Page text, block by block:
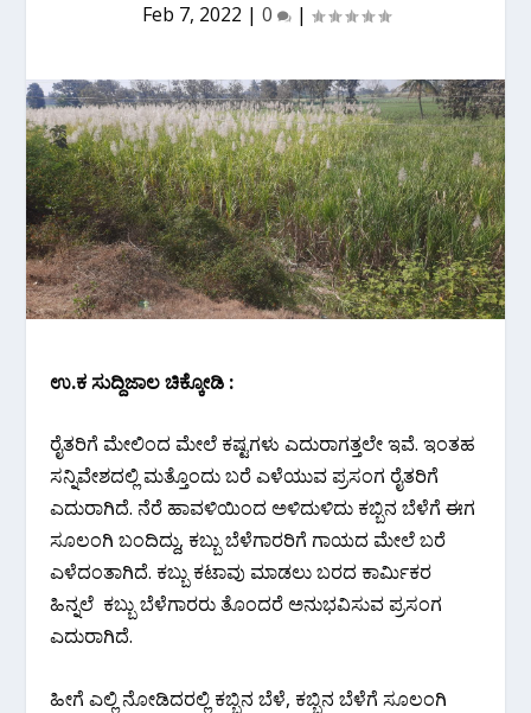
Feb 7, 2022 | 0 |
ಉ.ಕ ಸುದ್ದಿಜಾಲ ಚಿಕ್ಕೋಡಿ :
ರೈತರಿಗೆ ಮೇಲಿಂದ ಮೇಲೆ ಕಷ್ಟಗಳು ಎದುರಾಗತ್ತಲೇ ಇವೆ. ಇಂತಹ
ಸನ್ನಿವೇಶದಲ್ಲಿ ಮತ್ತೊಂದು ಬರೆ ಎಳೆಯುವ ಪ್ರಸಂಗ ರೈತರಿಗೆ
ಎದುರಾಗಿದೆ. ನೆರೆ ಹಾವಳಿಯಿಂದ ಅಳಿದುಳಿದು ಕಬ್ಬಿನ ಬೆಳೆಗೆ ಈಗ
ಸೂಲಂಗಿ ಬಂದಿದ್ದು, ಕಬ್ಬು ಬೆಳೆಗಾರರಿಗೆ ಗಾಯದ ಮೇಲೆ ಬರೆ
ಎಳೆದಂತಾಗಿದೆ. ಕಬ್ಬು ಕಟಾವು ಮಾಡಲು ಬರದ ಕಾರ್ಮಿಕರ
ಹಿನ್ನಲೆ ಕಬ್ಬು ಬೆಳೆಗಾರರು ತೊಂದರೆ ಅನುಭವಿಸುವ ಪ್ರಸಂಗ
ಎದುರಾಗಿದೆ.
ಹೀಗೆ ಎಲ್ಲಿ ನೋಡಿದರಲ್ಲಿ ಕಬ್ಬಿನ ಬೆಳೆ, ಕಬ್ಬಿನ ಬೆಳೆಗೆ ಸೂಲಂಗಿ